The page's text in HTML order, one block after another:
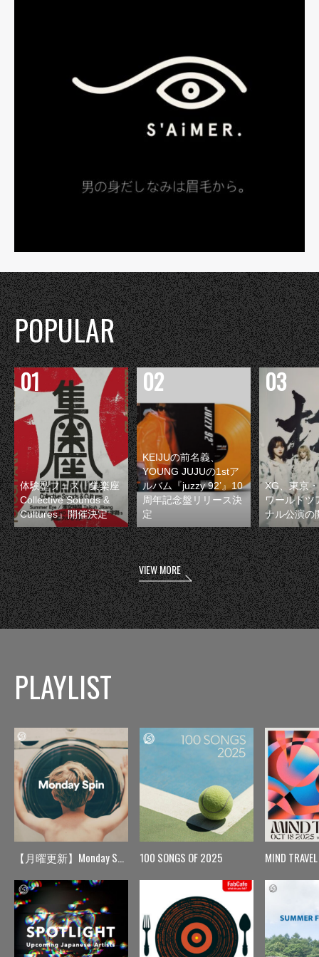
POPULAR
体験型フェス『集楽座
Collective Sounds &
Cultures』開催決定
KEIJUの前名義、
YOUNG JUJUの1stア
ルバム『juzzy 92’』10
周年記念盤リリース決
定
XG、東京
ワールドツ
ナル公演の
VIEW MORE
PLAYLIST
【月曜更新】Monday Spin 100 SONGS OF 2025 MIND TRAVEL